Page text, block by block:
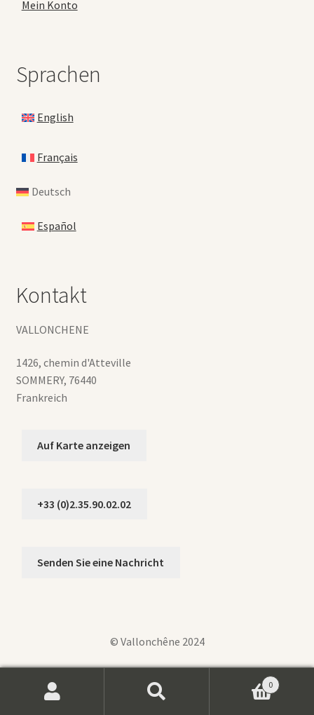
Mein Konto
Sprachen
English
Français
Deutsch
Español
Kontakt
VALLONCHENE
1426, chemin d'Atteville
SOMMERY, 76440
Frankreich
Auf Karte anzeigen
+33 (0)2.35.90.02.02
Senden Sie eine Nachricht
© Vallonchêne 2024
0